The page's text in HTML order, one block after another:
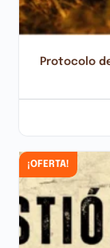
Protocolo
¡OFERTA!